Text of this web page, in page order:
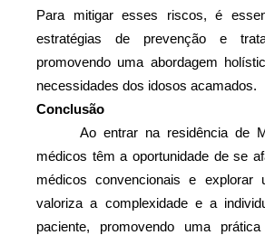
Para mitigar esses riscos, é
estratégias de prevenção e
promovendo uma abordagem
necessidades dos idosos acamados.
Conclusão
Ao entrar na residência de
médicos têm a oportunidade de se
médicos convencionais e explorar
valoriza a complexidade e a
paciente, promovendo uma